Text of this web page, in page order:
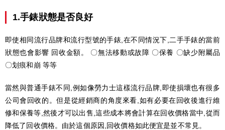
1.手錶狀態是否良好
即使相同流行品牌和流行型號的手錶,在不同情況下,二手手錶的當前
狀態也會影響 回收金額。 〇無法移動或故障 〇保養 〇缺少附屬品
〇划痕和崩 等等
當然與普通手錶不同,例如像勞力士這樣流行品牌,即使損壞也有很多
公司會回收的。但是從經銷商的角度來看,如有必要在回收後進行維
修和保養等,然後才可以出售,這些成本將會計算在回收價格當中,從而
降低了回收價格。由於這個原因,回收價格如此便宜是並不常見。